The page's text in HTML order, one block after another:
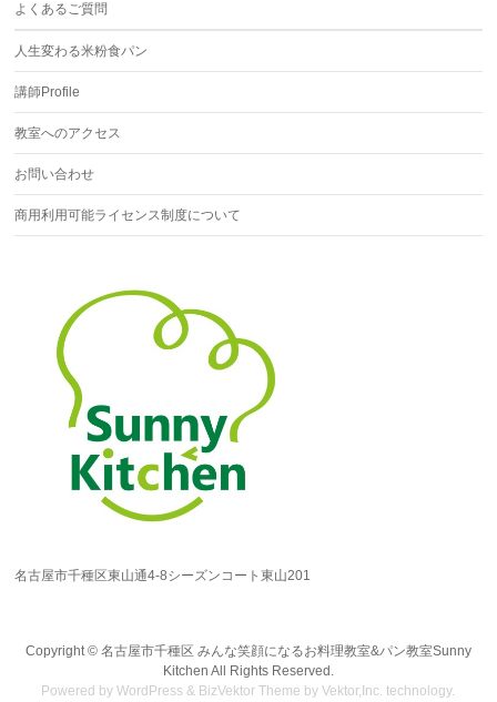
よくあるご質問
人生変わる米粉食パン
講師Profile
教室へのアクセス
お問い合わせ
商用利用可能ライセンス制度について
名古屋市千種区東山通4-8シーズンコート東山201
Copyright © 名古屋市千種区 みんな笑顔になるお料理教室&パン教室Sunny
Kitchen All Rights Reserved.
Powered byWordPress & BizVektor Theme by Vektor,Inc. technology.